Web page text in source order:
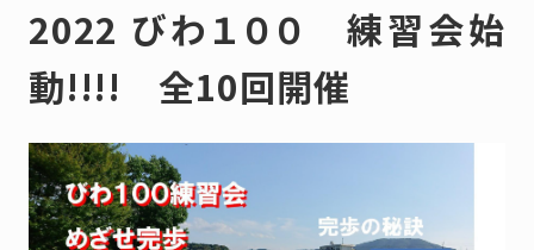
2022 びわ１００ 練習会始
動!!!! 全10回開催